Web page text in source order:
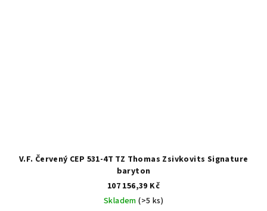
V.F. Červený CEP 531-4T TZ Thomas Zsivkovits Signature
baryton
107 156,39 Kč
Skladem(>5 ks)